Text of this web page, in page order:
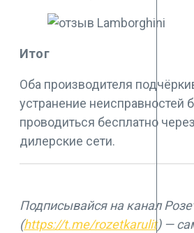
Итог
Оба производителя
устранение неисправностей
проводиться бесплатно
дилерские сети.
Подписывайся на канал
(https://t.me/rozetkarulit) —